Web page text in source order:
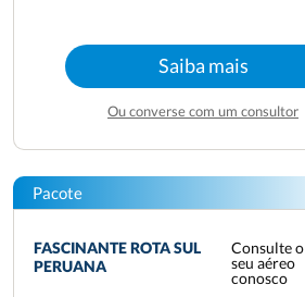
Saiba mais
Ou converse com um consultor
Pacote
FASCINANTE ROTA SUL
PERUANA
Consulte o
seu aéreo
conosco